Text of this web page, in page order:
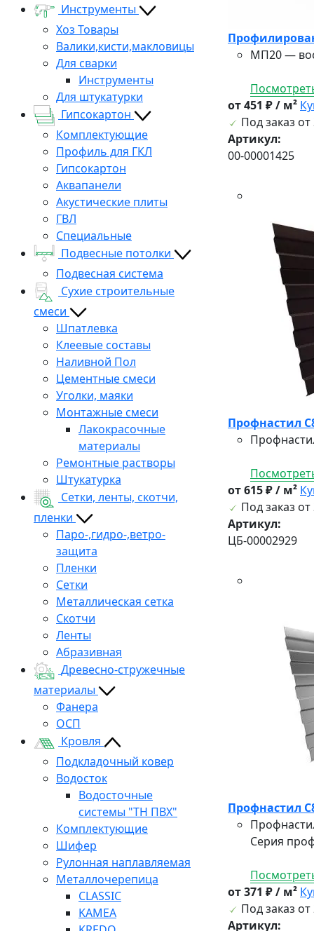
Инструменты
Хоз Товары
Валики,кисти,макловицы
Для сварки
Инструменты
Для штукатурки
Гипсокартон
Комплектующие
Профиль для ГКЛ
Гипсокартон
Аквапанели
Акустические плиты
ГВЛ
Специальные
Подвесные потолки
Подвесная система
Сухие строительные
смеси
Шпатлевка
Клеевые составы
Наливной Пол
Цементные смеси
Уголки, маяки
Монтажные смеси
Лакокрасочные
материалы
Ремонтные растворы
Штукатурка
Сетки, ленты, скотчи,
пленки
Паро-,гидро-,ветро-
защита
Пленки
Сетки
Металлическая сетка
Скотчи
Ленты
Абразивная
Древесно-стружечные
материалы
Фанера
ОСП
Кровля
Подкладочный ковер
Водосток
Водосточные
системы "ТН ПВХ"
Комплектующие
Шифер
Рулонная наплавляемая
Металлочерепица
CLASSIC
KAMEA
МП20 —
от 451 ₽ / м²
Под заказ от
Артикул:
00-00001425
Профнастил
от 615 ₽ / м²
Под заказ от
Артикул:
ЦБ-00002929
Профнастил
Серия
от 371 ₽ / м²
Под заказ от
Артикул: